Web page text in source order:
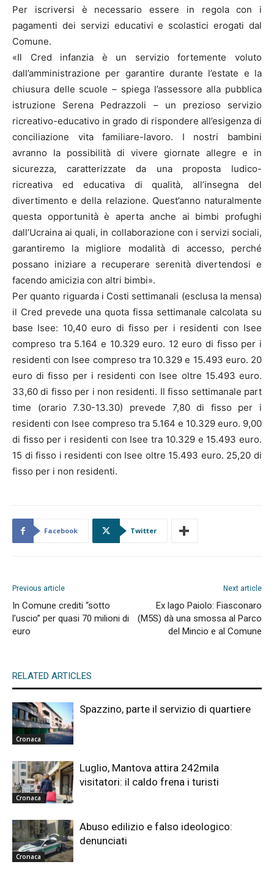
Per iscriversi è necessario essere in regola con i
pagamenti dei servizi educativi e scolastici erogati dal
Comune.
«Il Cred infanzia è un servizio fortemente voluto
dall’amministrazione per garantire durante l’estate e la
chiusura delle scuole – spiega l’assessore alla pubblica
istruzione Serena Pedrazzoli – un prezioso servizio
ricreativo-educativo in grado di rispondere all’esigenza di
conciliazione vita familiare-lavoro. I nostri bambini
avranno la possibilità di vivere giornate allegre e in
sicurezza, caratterizzate da una proposta ludico-
ricreativa ed educativa di qualità, all’insegna del
divertimento e della relazione. Quest’anno naturalmente
questa opportunità è aperta anche ai bimbi profughi
dall’Ucraina ai quali, in collaborazione con i servizi sociali,
garantiremo la migliore modalità di accesso, perché
possano iniziare a recuperare serenità divertendosi e
facendo amicizia con altri bimbi».
Per quanto riguarda i Costi settimanali (esclusa la mensa)
il Cred prevede una quota fissa settimanale calcolata su
base Isee: 10,40 euro di fisso per i residenti con Isee
compreso tra 5.164 e 10.329 euro. 12 euro di fisso per i
residenti con Isee compreso tra 10.329 e 15.493 euro. 20
euro di fisso per i residenti con Isee oltre 15.493 euro.
33,60 di fisso per i non residenti. Il fisso settimanale part
time (orario 7.30-13.30) prevede 7,80 di fisso per i
residenti con Isee compreso tra 5.164 e 10.329 euro. 9,00
di fisso per i residenti con Isee tra 10.329 e 15.493 euro.
15 di fisso i residenti con Isee oltre 15.493 euro. 25,20 di
fisso per i non residenti.
Facebook Twitter
Previous article
In Comune crediti “sotto
l’uscio” per quasi 70 milioni di
euro
Next article
Ex lago Paiolo: Fiasconaro
(M5S) dà una smossa al Parco
del Mincio e al Comune
RELATED ARTICLES
Cronaca
Spazzino, parte il servizio di quartiere
Cronaca
Luglio, Mantova attira 242mila
visitatori: il caldo frena i turisti
Cronaca
Abuso edilizio e falso ideologico:
denunciati